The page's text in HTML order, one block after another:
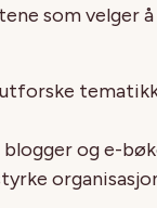
ne som velger
te
bloggerog e-